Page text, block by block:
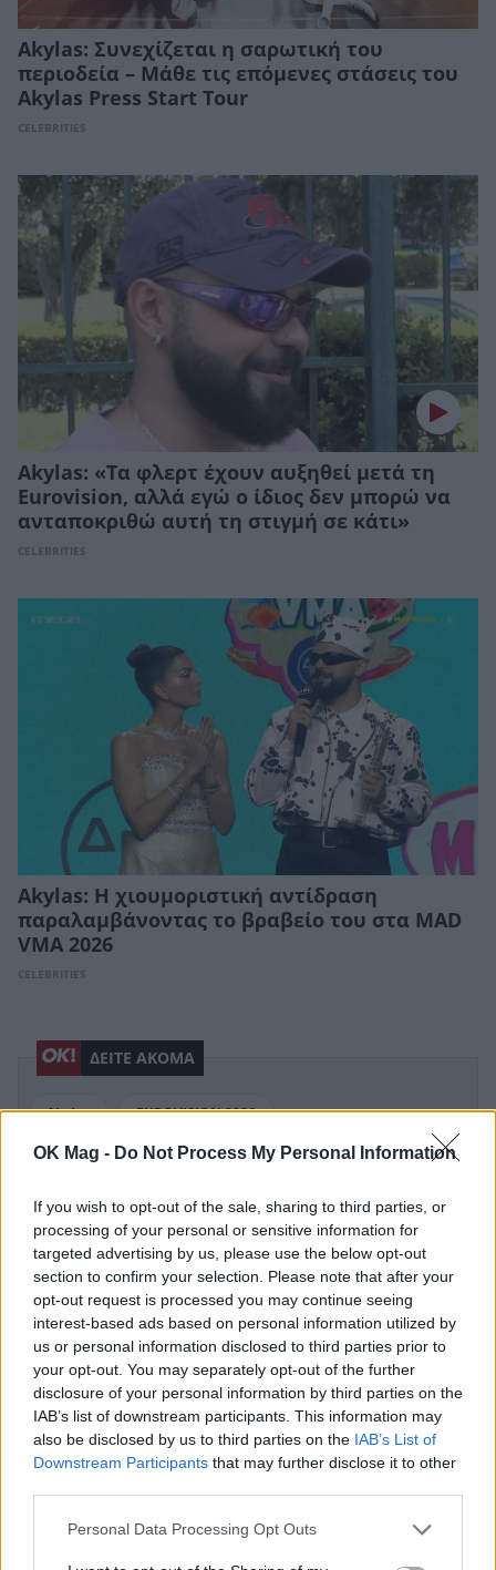
OK Mag - Do Not Process My Personal Information
If you wish to opt-out of the sale, sharing to third parties, or
processing of your personal or sensitive information for
targeted advertising by us, please use the below opt-out
section to confirm your selection. Please note that after your
opt-out request is processed you may continue seeing
interest-based ads based on personal information utilized by
us or personal information disclosed to third parties prior to
your opt-out. You may separately opt-out of the further
disclosure of your personal information by third parties on the
IAB’s list of downstream participants. This information may
also be disclosed by us to third parties on the IAB’s List of
Downstream Participants that may further disclose it to other
Personal Data Processing Opt Outs
Akylas: Συνεχίζεται η σαρωτική του
περιοδεία – Μάθε τις επόμενες στάσεις του
Akylas Press Start Tour
CELEBRITIES
Akylas: «Τα φλερτ έχουν αυξηθεί μετά τη
Eurovision, αλλά εγώ ο ίδιος δεν μπορώ να
ανταποκριθώ αυτή τη στιγμή σε κάτι»
CELEBRITIES
Akylas: Η χιουμοριστική αντίδραση
παραλαμβάνοντας το βραβείο του στα MAD
VMA 2026
CELEBRITIES
ΔΕΙΤΕ ΑΚΟΜΑ
Akylas EUROVISION 2026
ΠΕΡΙΣΣΟΤΕΡΑ ΣΤΟ